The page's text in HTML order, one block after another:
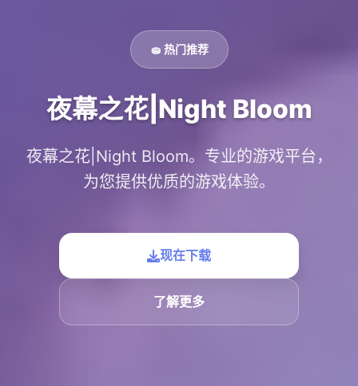
🧽 热门推荐
夜幕之花|Night Bloom
夜幕之花|Night Bloom。专业的游戏平台，
为您提供优质的游戏体验。
现在下载
了解更多